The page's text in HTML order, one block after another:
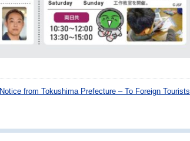
Notice from Tokushima Prefecture – To Foreign Tourists